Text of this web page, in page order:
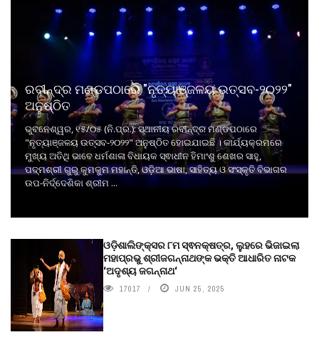
ରବୀନ୍ଦ୍ର ମଣ୍ଡପଠାରେ "ନୃତ୍ୟାଞ୍ଜଳୟ ଉତ୍ସବ-୨୦୨୨"
ଅନୁଷ୍ଠିତ
ଭୁବନେଶ୍ୱର, ୧୫/୦୫ (ନି.ପ୍ର.): ସ୍ଥାନୀୟ ରବୀନ୍ଦ୍ର ମଣ୍ଡପଠାରେ
"ନୃତ୍ୟାଞ୍ଜଳୟ ଉତ୍ସବ-୨୦୨୨" ଅନୁଷ୍ଠିତ ହୋଇଯାଇଛି । କାର୍ଯ୍ୟକ୍ରମରେ
ମୁଖ୍ୟ ଅତିଥି ଭାବେ ଧର୍ମଶାଳା ବିଧାୟକ ସ୍ଵାଧୀନ ହିମାଂଶୁ ଶେଖର ସାହୁ,
ପଦ୍ମଶ୍ରୀ ଗୁରୁ କୁମକୁମ ମହାନ୍ତି, ଓଡ଼ିଆ ଭାଷା, ସାହିତ୍ୟ ଓ ସଂସ୍କୃତି ବିଭାଗର
ଉପ-ନିର୍ଦ୍ଦେଶିକା ଶ୍ରୀମ ...
ଓଡ଼ିଶାଲିଙ୍କ୍ସର ୮ମ ସ୍ଵନକ୍ଷତ୍ର, ଲୁହରେ ଭିଜାଇଲା
ମହାପ୍ରଭୁ ଶ୍ରୀଜଗନ୍ନାଥଙ୍କ ଭକ୍ତି ଆଧାରିତ ନାଟକ
‘ଅଦୃଶ୍ୟ ଜଗନ୍ନାଥ‘
17017 JUN 25, 2025